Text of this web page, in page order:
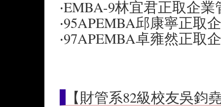
‧EMBA-9林宜君正取企
‧95APEMBA邱康寧正取
‧97APEMBA卓雍然正取
【財管系82級校友吳鈞